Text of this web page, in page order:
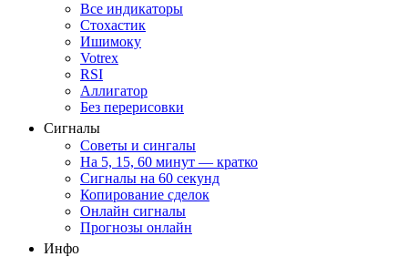
Все индикаторы
Стохастик
Ишимоку
Votrex
RSI
Аллигатор
Без перерисовки
Сигналы
Советы и сингалы
На 5, 15, 60 минут — кратко
Сигналы на 60 секунд
Копирование сделок
Онлайн сигналы
Прогнозы онлайн
Инфо